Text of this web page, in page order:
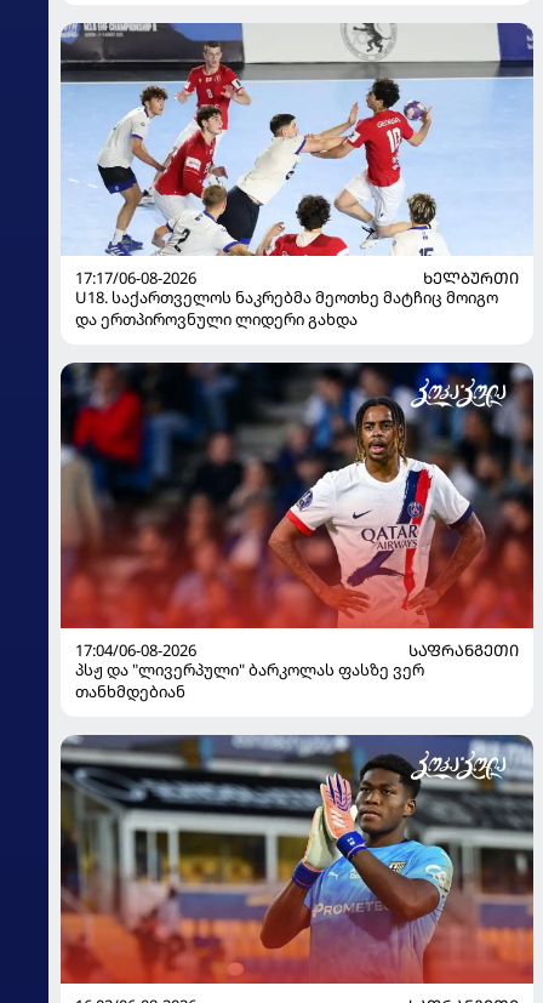
17:17/06-08-2026
ᲮᲔᲚᲑᲣᲠᲗᲘ
U18. საქართველოს ნაკრებმა მეოთხე მატჩიც მოიგო
და ერთპიროვნული ლიდერი გახდა
17:04/06-08-2026
ᲡᲐᲤᲠᲐᲜᲒᲔᲗᲘ
პსჟ და "ლივერპული" ბარკოლას ფასზე ვერ
თანხმდებიან